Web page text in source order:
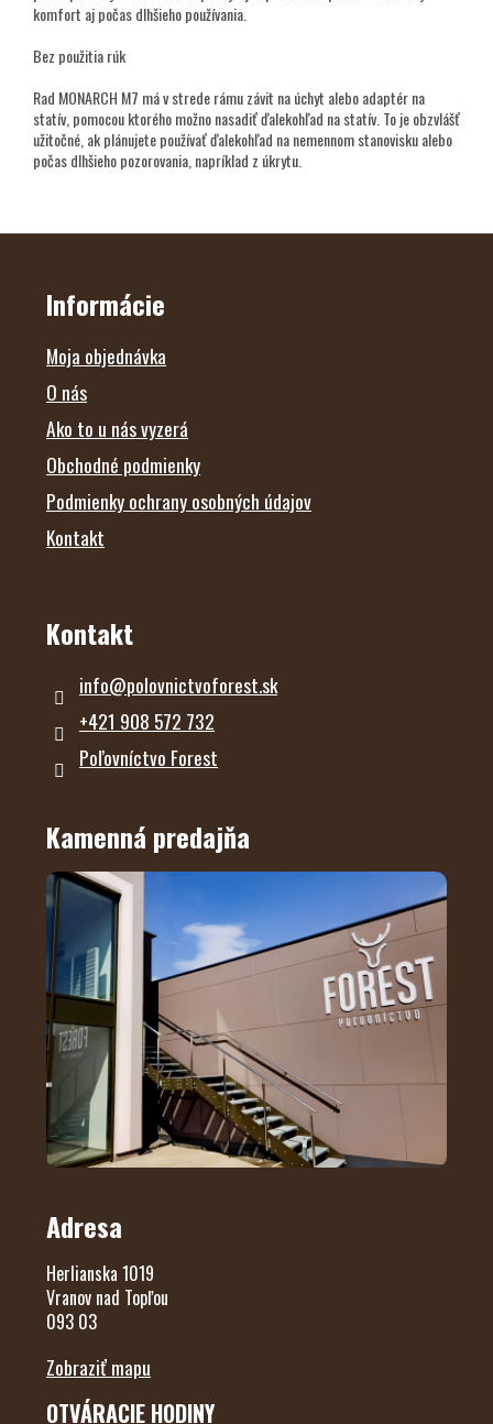
komfort aj počas dlhšieho používania.
Bez použitia rúk
Rad MONARCH M7 má v strede rámu závit na úchyt alebo adaptér na
statív, pomocou ktorého možno nasadiť ďalekohľad na statív. To je obzvlášť
užitočné, ak plánujete používať ďalekohľad na nemennom stanovisku alebo
počas dlhšieho pozorovania, napríklad z úkrytu.
Z
Informácie
Moja objednávka
O nás
Ako to u nás vyzerá
Obchodné podmienky
Podmienky ochrany osobných údajov
Kontakt
Kontakt
info@polovnictvoforest.sk
+421 908 572 732
Poľovníctvo Forest
Kamenná predajňa
Adresa
Herlianska 1019
Vranov nad Topľou
093 03
Zobraziť mapu
OTVÁRACIE HODINY